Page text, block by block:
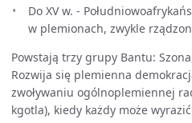
Do XV w. -
w plemionach, zwykle
Powstają trzy grupy Bantu:
Rozwija się plemienna
zwoływaniu ogólnoplemiennej
kgotla), kiedy każdy może